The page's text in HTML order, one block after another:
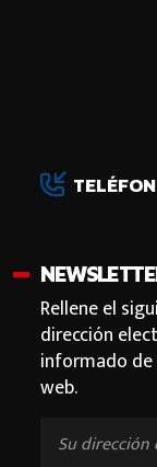
Rellene el
dirección
informado de
web.